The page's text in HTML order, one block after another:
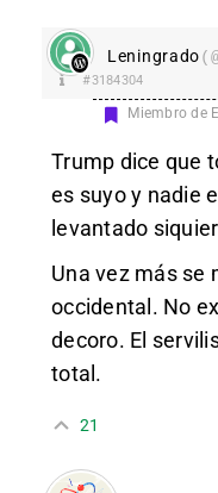
Leningrado
#3184304
Miembro de
Trump dice que
es suyo y nadie
levantado
Una vez más se
occidental. No
decoro. El
total.
21